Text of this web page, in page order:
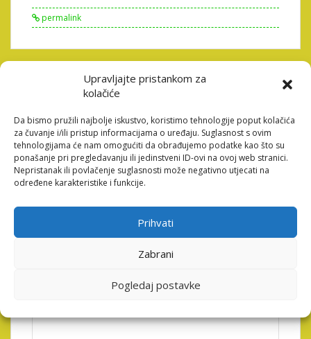
Upravljajte pristankom za
kolačiće
Da bismo pružili najbolje iskustvo, koristimo tehnologije poput kolačića
za čuvanje i/ili pristup informacijama o uređaju. Suglasnost s ovim
tehnologijama će nam omogućiti da obrađujemo podatke kao što su
ponašanje pri pregledavanju ili jedinstveni ID-ovi na ovoj web stranici.
Nepristanak ili povlačenje suglasnosti može negativno utjecati na
određene karakteristike i funkcije.
Prihvati
Zabrani
Pogledaj postavke
permalink
navigation
OF ENJOYABLE
Vaša adresa e-pošte neće biti objavljena.
polja su označena sa* (obavezno)
* (obavezno)